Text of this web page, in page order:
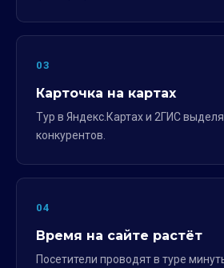
03
Карточка на картах
Тур в Яндекс.Картах и 2ГИС
конкурентов.
04
Время на сайте растёт
Посетители проводят в туре